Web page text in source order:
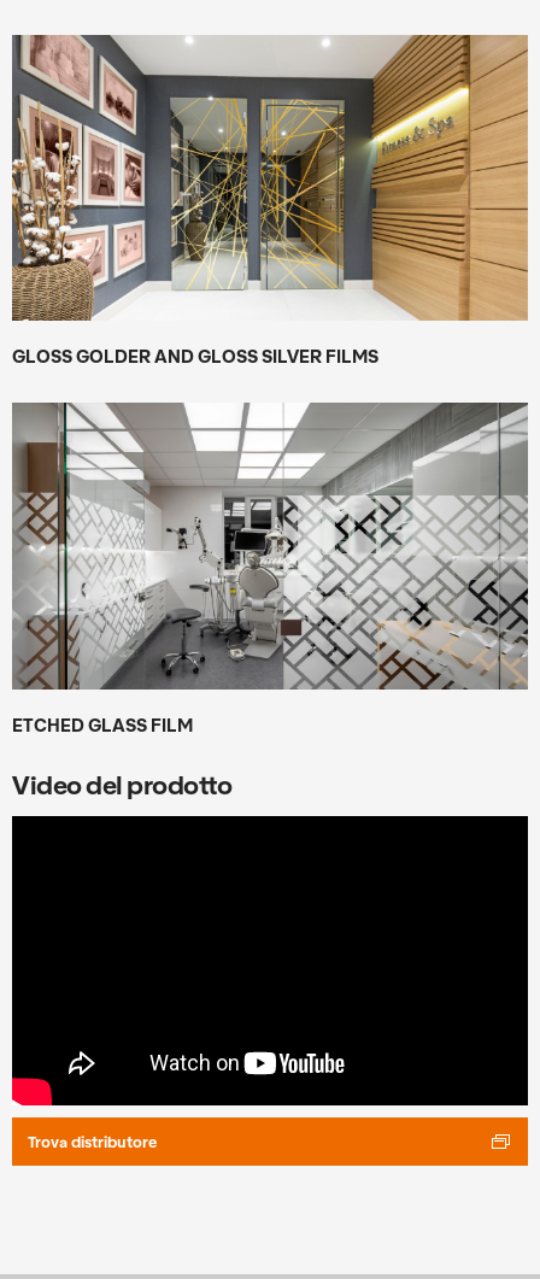
GLOSS GOLDER AND GLOSS SILVER FILMS
ETCHED GLASS FILM
Video del prodotto
Trova distributore